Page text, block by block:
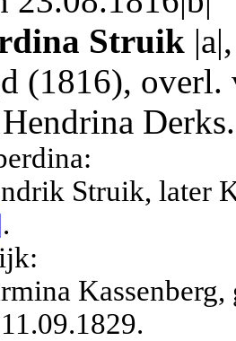
Struik
(1816),
Derks.
Struik, later
.